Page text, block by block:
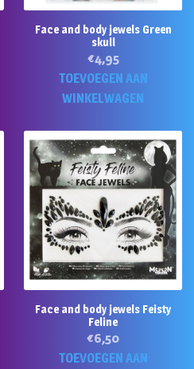
Face and body jewels Green
skull
€4,95
TOEVOEGEN AAN
WINKELWAGEN
Face and body jewels Feisty
Feline
€6,50
TOEVOEGEN AAN